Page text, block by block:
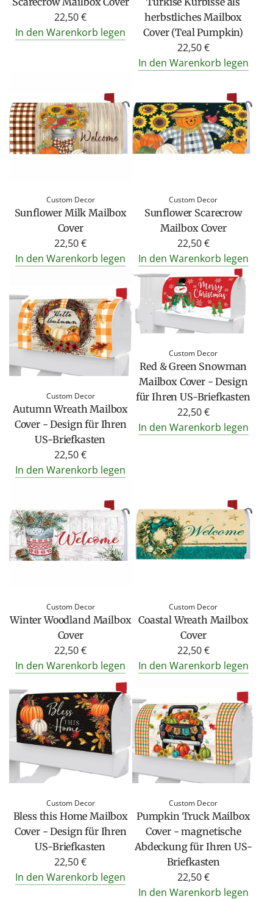
22,50 €
In den Warenkorb legen
herbstliches Mailbox
Cover (Teal Pumpkin)
22,50 €
In den Warenkorb legen
Custom Decor
Sunflower Milk Mailbox
Cover
22,50 €
In den Warenkorb legen
Custom Decor
Sunflower Scarecrow
Mailbox Cover
22,50 €
In den Warenkorb legen
Custom Decor
Autumn Wreath Mailbox
Cover - Design für Ihren
US-Briefkasten
22,50 €
In den Warenkorb legen
Custom Decor
Red & Green Snowman
Mailbox Cover - Design
für Ihren US-Briefkasten
22,50 €
In den Warenkorb legen
Custom Decor
Winter Woodland Mailbox
Cover
22,50 €
In den Warenkorb legen
Custom Decor
Coastal Wreath Mailbox
Cover
22,50 €
In den Warenkorb legen
Custom Decor
Bless this Home Mailbox
Cover - Design für Ihren
US-Briefkasten
22,50 €
In den Warenkorb legen
Custom Decor
Pumpkin Truck Mailbox
Cover - magnetische
Abdeckung für Ihren US-
Briefkasten
22,50 €
In den Warenkorb legen